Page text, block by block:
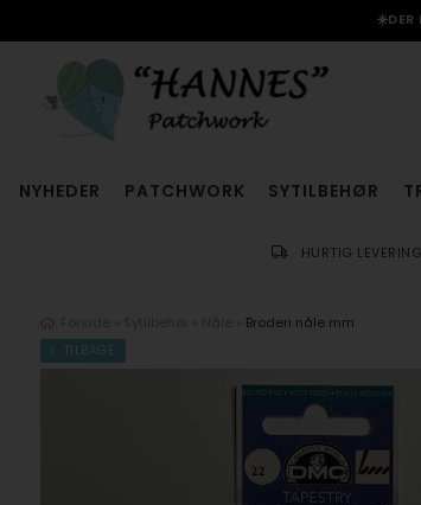
☀️DER
NYHEDER PATCHWORK SYTILBEHØR
HURTIG LEVERING
Broderi nåle mm
TILBAGE